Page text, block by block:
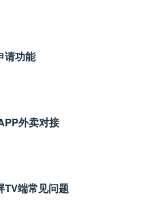
请功能
外卖对接
TV端常见问题